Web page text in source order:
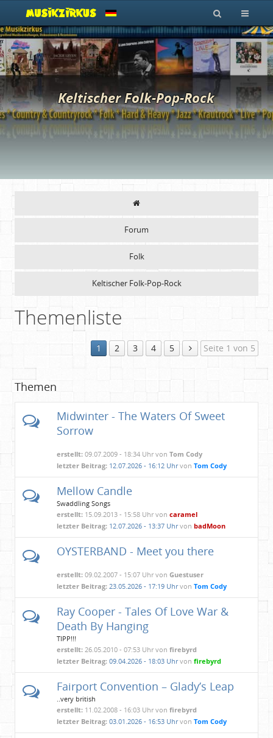
Keltischer Folk-Pop-Rock
Forum
Folk
Keltischer Folk-Pop-Rock
Themenliste
1 2 3 4 5 Seite 1 von 5
Themen
Midwinter - The Waters Of Sweet
Sorrow
erstellt: 09.07.2009 - 18:34 Uhr vonTom Cody
letzter Beitrag: 12.07.2026 - 16:12 UhrvonTom Cody
Mellow Candle
Swaddling Songs
erstellt: 15.09.2013 - 15:58 Uhr voncaramel
letzter Beitrag: 12.07.2026 - 13:37 UhrvonbadMoon
OYSTERBAND - Meet you there
erstellt: 09.02.2007 - 15:07 Uhr vonGuestuser
letzter Beitrag: 23.05.2026 - 17:19 UhrvonTom Cody
Ray Cooper - Tales Of Love War &
Death By Hanging
TIPP!!!
erstellt: 26.05.2010 - 07:53 Uhr vonfirebyrd
letzter Beitrag: 09.04.2026 - 18:03 Uhrvonfirebyrd
Fairport Convention – Glady’s Leap
..very british
erstellt: 11.02.2008 - 16:03 Uhr vonfirebyrd
letzter Beitrag: 03.01.2026 - 16:53 UhrvonTom Cody